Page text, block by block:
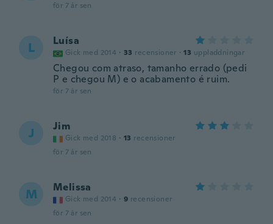
för 7 år sen
L Luísa
Gick med 2014 · 33 recensioner · 13 uppladdningar
Chegou com atraso, tamanho errado (pedi
P e chegou M) e o acabamento é ruim.
för 7 år sen
J Jim
Gick med 2018 · 13 recensioner
för 7 år sen
M Melissa
Gick med 2014 · 9 recensioner
för 7 år sen